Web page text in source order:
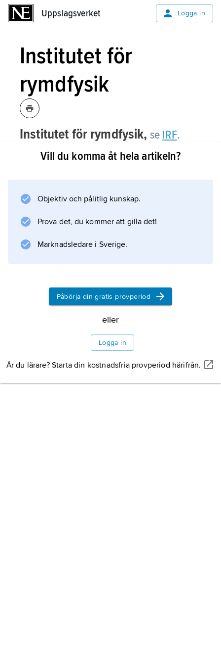
Uppslagsverket Logga in
Institutet för
rymdfysik
Institutet för rymdfysik, se IRF.
Information om artikeln
Vill du komma åt hela artikeln?
Objektiv och pålitlig kunskap.
Prova det, du kommer att gilla det!
Marknadsledare i Sverige.
Påbörja din gratis provperiod
eller
Logga in
Är du lärare? Starta din kostnadsfria provperiod härifrån.